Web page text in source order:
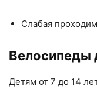
Слабая
Велосипеды
Детям от 7 до 14